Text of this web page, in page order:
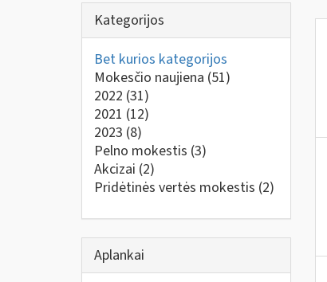
Kategorijos
Bet kurios kategorijos
Mokesčio naujiena (51)
2022 (31)
2021 (12)
2023 (8)
Pelno mokestis (3)
Akcizai (2)
Pridėtinės vertės mokestis (2)
Aplankai